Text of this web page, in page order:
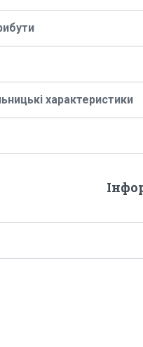
характеристики